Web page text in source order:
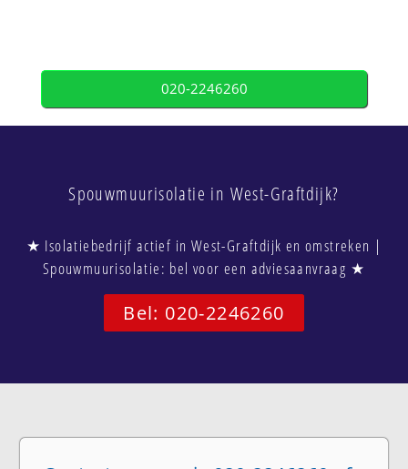
020-2246260
Spouwmuurisolatie in West-Graftdijk?
★ Isolatiebedrijf actief in West-Graftdijk en omstreken |
Spouwmuurisolatie: bel voor een adviesaanvraag ★
Bel: 020-2246260